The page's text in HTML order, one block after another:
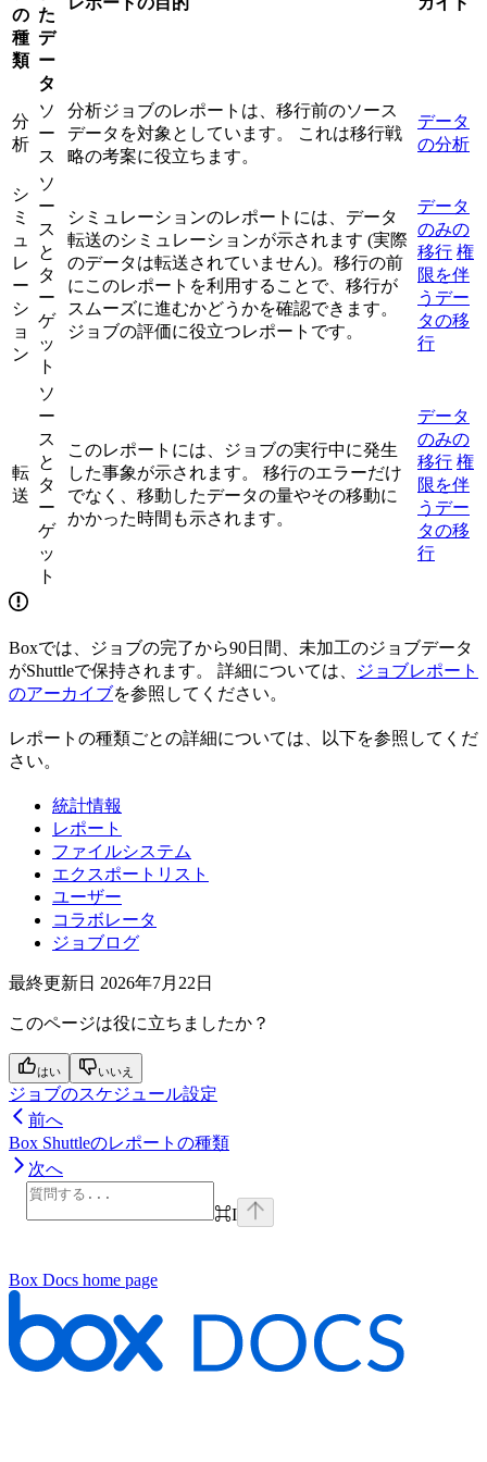
の
種
類
た
デ
ー
タ
分
析
ソ
ー
ス
分析ジョブのレポートは、移行前のソース
データを対象としています。 これは移行戦
略の考案に役立ちます。
データ
の分析
シ
ミ
ュ
レ
ー
シ
ョ
ン
ソ
ー
ス
と
タ
ー
ゲ
ッ
ト
シミュレーションのレポートには、データ
転送のシミュレーションが示されます (実際
のデータは転送されていません)。移行の前
にこのレポートを利用することで、移行が
スムーズに進むかどうかを確認できます。
ジョブの評価に役立つレポートです。
データ
のみの
移行 権
限を伴
うデー
タの移
行
転
送
ソ
ー
ス
と
タ
ー
ゲ
ッ
ト
このレポートには、ジョブの実行中に発生
した事象が示されます。 移行のエラーだけ
でなく、移動したデータの量やその移動に
かかった時間も示されます。
データ
のみの
移行 権
限を伴
うデー
タの移
行
Boxでは、ジョブの完了から90日間、未加工のジョブデータ
がShuttleで保持されます。 詳細については、
ジョブレポート
のアーカイブを参照してください。
レポートの種類ごとの詳細については、以下を参照してくだ
さい。
統計情報
レポート
ファイルシステム
エクスポートリスト
ユーザー
コラボレータ
ジョブログ
最終更新日 2026年7月22日
このページは役に立ちましたか？
はい いいえ
ジョブのスケジュール設定
前へ
Box Shuttleのレポートの種類
次へ
⌘I
Box Docs home page